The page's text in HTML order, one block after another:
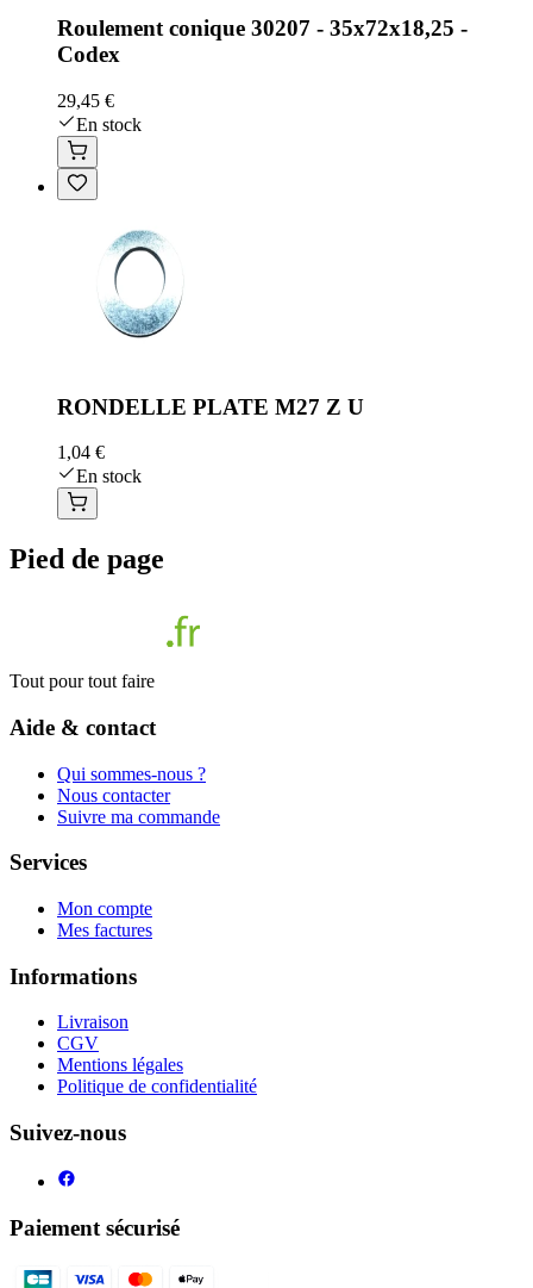
Roulement conique 30207 - 35x72x18,25 -
Codex
29,45 €
En stock
RONDELLE PLATE M27 Z U
1,04 €
En stock
Pied de page
Tout pour tout faire
Aide & contact
Qui sommes-nous ?
Nous contacter
Suivre ma commande
Services
Mon compte
Mes factures
Informations
Livraison
CGV
Mentions légales
Politique de confidentialité
Suivez-nous
Paiement sécurisé